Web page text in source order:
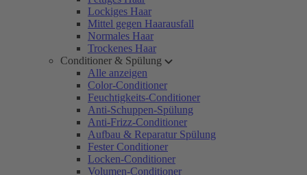
Lockiges Haar
Mittel gegen Haarausfall
Normales Haar
Trockenes Haar
Conditioner & Spülung
Alle anzeigen
Color-Conditioner
Feuchtigkeits-Conditioner
Anti-Schuppen-Spülung
Anti-Frizz-Conditioner
Aufbau & Reparatur Spülung
Fester Conditioner
Locken-Conditioner
Volumen-Conditioner